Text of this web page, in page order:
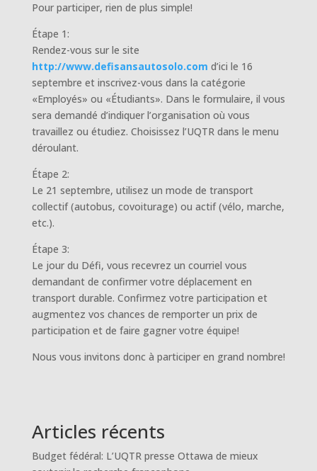
Pour participer, rien de plus simple!
Étape 1:
Rendez-vous sur le site
http://www.defisansautosolo.com d’ici le 16
septembre et inscrivez-vous dans la catégorie
«Employés» ou «Étudiants». Dans le formulaire, il vous
sera demandé d’indiquer l’organisation où vous
travaillez ou étudiez. Choisissez l’UQTR dans le menu
déroulant.
Étape 2:
Le 21 septembre, utilisez un mode de transport
collectif (autobus, covoiturage) ou actif (vélo, marche,
etc.).
Étape 3:
Le jour du Défi, vous recevrez un courriel vous
demandant de confirmer votre déplacement en
transport durable. Confirmez votre participation et
augmentez vos chances de remporter un prix de
participation et de faire gagner votre équipe!
Nous vous invitons donc à participer en grand nombre!
Articles récents
Budget fédéral: L’UQTR presse Ottawa de mieux